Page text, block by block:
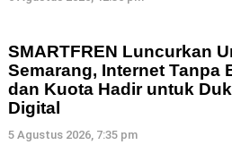
SMARTFREN Luncurkan
Semarang, Internet Tanpa
dan Kuota Hadir untuk
Digital
5 Agustus 2026, 7:35 pm